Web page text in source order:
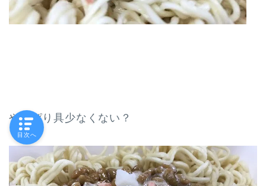
やっぱり具少なくない？
目次へ